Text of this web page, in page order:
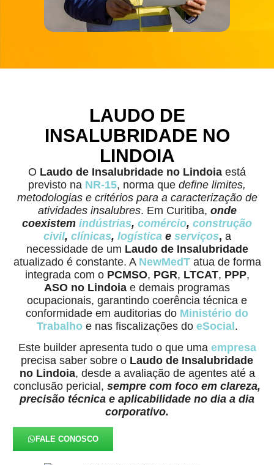
LAUDO DE
INSALUBRIDADE NO
LINDOIA
O Laudo de Insalubridade no Lindoia está
previsto na NR-15, norma que define limites,
metodologias e critérios para a caracterização de
atividades insalubres. Em Curitiba, onde
coexistem indústrias, comércio, construção
civil, clínicas, logísticae serviços, a
necessidade de um Laudo de Insalubridade
atualizado é constante. A NewMedT atua de forma
integrada com o PCMSO, PGR, LTCAT, PPP,
ASO no Lindoia e demais programas
ocupacionais, garantindo coerência técnica e
conformidade em auditorias do Ministério do
Trabalhoe nas fiscalizações do eSocial.
Este builder apresenta tudo o que uma empresa
precisa saber sobre o Laudo de Insalubridade
no Lindoia, desde a avaliação de agentes até a
conclusão pericial, sempre com foco em clareza,
precisão técnica e aplicabilidade no dia a dia
corporativo.
FALE CONOSCO